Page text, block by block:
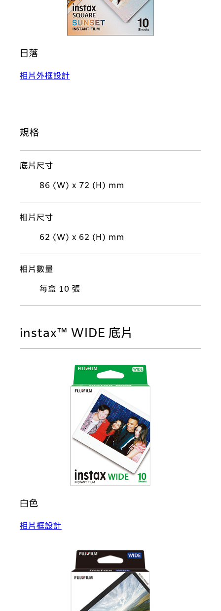
日落
相片外框設計
規格
底片尺寸
86 (W) x 72 (H) mm
相片尺寸
62 (W) x 62 (H) mm
相片數量
每盒 10 張
instax™ WIDE 底片
白色
相片框設計